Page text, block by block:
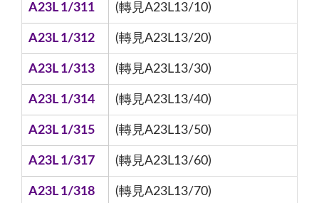
A23L 1/311 (轉見A23L13/10)
A23L 1/312 (轉見A23L13/20)
A23L 1/313 (轉見A23L13/30)
A23L 1/314 (轉見A23L13/40)
A23L 1/315 (轉見A23L13/50)
A23L 1/317 (轉見A23L13/60)
A23L 1/318 (轉見A23L13/70)